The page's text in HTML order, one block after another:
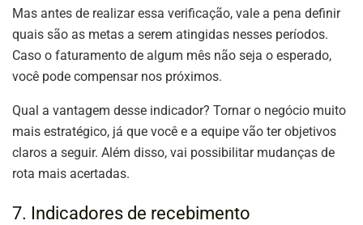
Mas antes de realizar essa verificação, vale a pena definir
quais são as metas a serem atingidas nesses períodos.
Caso o faturamento de algum mês não seja o esperado,
você pode compensar nos próximos.
Qual a vantagem desse indicador? Tornar o negócio muito
mais estratégico, já que você e a equipe vão ter objetivos
claros a seguir. Além disso, vai possibilitar mudanças de
rota mais acertadas.
7. Indicadores de recebimento